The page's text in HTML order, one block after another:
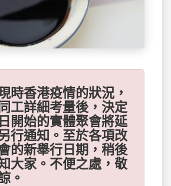
時香港疫情的狀況，
工詳細考量後，決定
開始的實體聚會將延
行通知。至於各項改
的新舉行日期，稍後
大家。不便之處，敬
。